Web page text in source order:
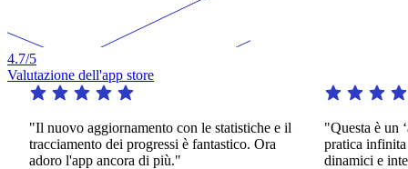
4.7/5
Valutazione dell'app store
aggiornamento con le statistiche e il
dei progressi è fantastico. Ora
l'app ancora di più."
"Questa è un ‘app
pratica infinita in
dinamici e